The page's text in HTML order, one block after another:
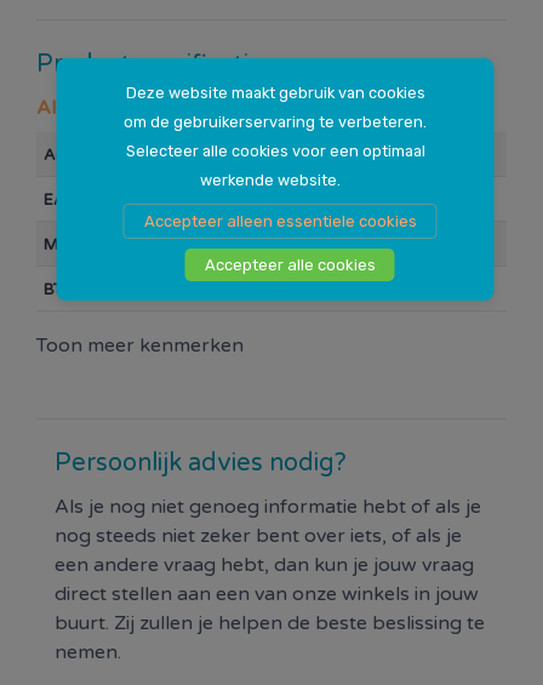
Deze website maakt gebruik van cookies
om de gebruikerservaring te verbeteren.
Selecteer alle cookies voor een optimaal
werkende website.
Accepteer alleen essentiele cookies
Accepteer alle cookies
Omhoog/omlaag door drukken. Ruststand is
Eenvoudige montage; electriciteitskabels zijn
zonder gereedschap te monteren, dankzij
Kleur: polarwit.
Productspecificaties
Algemeen
Artikelnummer 109294
EAN Barcode 8711332394799
Merk Q-link
BTW
Toon meer kenmerken
Persoonlijk advies nodig?
Als je nog niet genoeg informatie hebt of als je
nog steeds niet zeker bent over iets, of als je
een andere vraag hebt, dan kun je jouw vraag
direct stellen aan een van onze winkels in jouw
buurt. Zij zullen je helpen de beste beslissing te
nemen.